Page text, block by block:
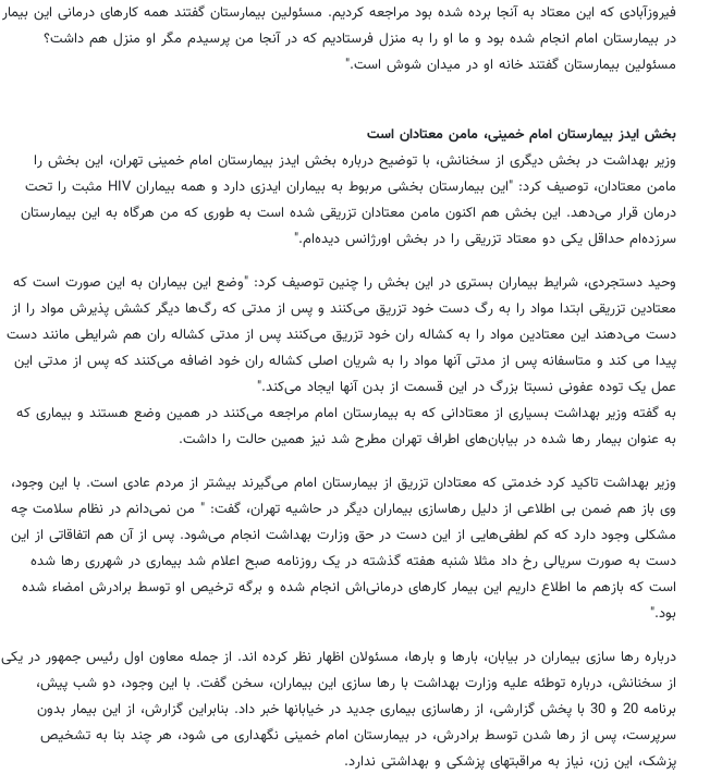
فیروزآبادی که این معتاد به آنجا برده شده بود مراجعه کردیم. مسئولین بیمارستان گفتند همه کارهای درمانی این بیمار
در بیمارستان امام انجام شده بود و ما او را به منزل فرستادیم که در آنجا من پرسیدم مگر او منزل هم داشت؟
مسئولین بیمارستان گفتند خانه او در میدان شوش است."
بخش ایدز بیمارستان امام خمینی، مامن معتادان است
وزیر بهداشت در بخش دیگری از سخنانش، با توضیح درباره بخش ایدز بیمارستان امام خمینی تهران، این بخش را
مامن معتادان، توصیف کرد: "این بیمارستان بخشی مربوط به بیماران ایدزی دارد و همه بیماران HIV مثبت را تحت
درمان قرار می‌دهد. این بخش هم اکنون مامن معتادان تزریقی شده است به طوری که من هرگاه به این بیمارستان
سرزده‌ام حداقل یکی دو معتاد تزریقی را در بخش اورژانس دیده‌ام."
وحید دستجردی، شرایط بیماران بستری در این بخش را چنین توصیف کرد: "وضع این بیماران به این صورت است که
معتادین تزریقی ابتدا مواد را به رگ دست خود تزریق می‌کنند و پس از مدتی که رگ‌ها دیگر کشش پذیرش مواد را از
دست می‌دهند این معتادین مواد را به کشاله ران خود تزریق می‌کنند پس از مدتی کشاله ران هم شرایطی مانند دست
پیدا می کند و متاسفانه پس از مدتی آنها مواد را به شریان اصلی کشاله ران خود اضافه می‌کنند که پس از مدتی این
عمل یک توده عفونی نسبتا بزرگ در این قسمت از بدن آنها ایجاد می‌کند."
به گفته وزیر بهداشت بسیاری از معتادانی که به بیمارستان امام مراجعه می‌کنند در همین وضع هستند و بیماری که
به عنوان بیمار رها شده در بیابان‌های اطراف تهران مطرح شد نیز همین حالت را داشت.
وزیر بهداشت تاکید کرد خدمتی که معتادان تزریق از بیمارستان امام می‌گیرند بیشتر از مردم عادی است. با این وجود،
وی باز هم ضمن بی اطلاعی از دلیل رهاسازی بیماران دیگر در حاشیه تهران، گفت: " من نمی‌دانم در نظام سلامت چه
مشکلی وجود دارد که کم لطفی‌هایی از این دست در حق وزارت بهداشت انجام می‌شود. پس از آن هم اتفاقاتی از این
دست به صورت سریالی رخ داد مثلا شنبه هفته گذشته در یک روزنامه صبح اعلام شد بیماری در شهرری رها شده
است که بازهم ما اطلاع داریم این بیمار کارهای درمانی‌اش انجام شده و برگه ترخیص او توسط برادرش امضاء شده
بود."
درباره رها سازی بیماران در بیابان، بارها و بارها، مسئولان اظهار نظر کرده اند. از جمله معاون اول رئیس جمهور در یکی
از سخنانش، درباره توطئه علیه وزارت بهداشت با رها سازی این بیماران، سخن گفت. با این وجود، دو شب پیش،
برنامه 20 و 30 با پخش گزارشی، از رهاسازی بیماری جدید در خیابانها خبر داد. بنابراین گزارش، از این بیمار بدون
سرپرست، پس از رها شدن توسط برادرش، در بیمارستان امام خمینی نگهداری می شود، هر چند بنا به تشخیص
پزشک، این زن، نیاز به مراقبتهای پزشکی و بهداشتی ندارد.